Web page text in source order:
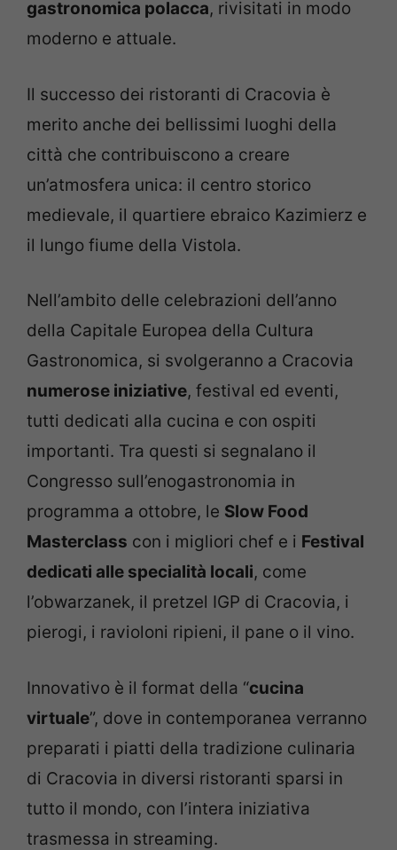
gastronomica polacca, rivisitati in modo
moderno e attuale.
Il successo dei ristoranti di Cracovia è
merito anche dei bellissimi luoghi della
città che contribuiscono a creare
un’atmosfera unica: il centro storico
medievale, il quartiere ebraico Kazimierz e
il lungo fiume della Vistola.
Nell’ambito delle celebrazioni dell’anno
della Capitale Europea della Cultura
Gastronomica, si svolgeranno a Cracovia
numerose iniziative, festival ed eventi,
tutti dedicati alla cucina e con ospiti
importanti. Tra questi si segnalano il
Congresso sull’enogastronomia in
programma a ottobre, le Slow Food
Masterclass con i migliori chef e i Festival
dedicati alle specialità locali, come
l’obwarzanek, il pretzel IGP di Cracovia, i
pierogi, i ravioloni ripieni, il pane o il vino.
Innovativo è il format della “cucina
virtuale”, dove in contemporanea verranno
preparati i piatti della tradizione culinaria
di Cracovia in diversi ristoranti sparsi in
tutto il mondo, con l’intera iniziativa
trasmessa in streaming.